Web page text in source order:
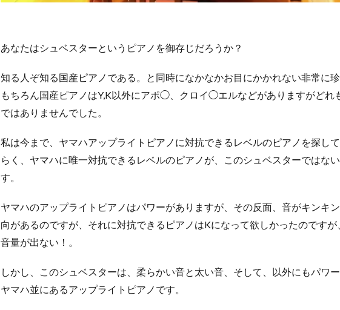
あなたはシュベスターというピアノを御存じだろうか？
知る人ぞ知る国産ピアノである。と同時になかなかお目にかかれない非常に珍
もちろん国産ピアノはY,K以外にアポ◯、クロイ◯エルなどがありますがどれ
ではありませんでした。
私は今まで、ヤマハアップライトピアノに対抗できるレベルのピアノを探し
らく、ヤマハに唯一対抗できるレベルのピアノが、このシュベスターではな
す。
ヤマハのアップライトピアノはパワーがありますが、その反面、音がキンキ
向があるのですが、それに対抗できるピアノはKになって欲しかったのです
音量が出ない！。
しかし、このシュベスターは、柔らかい音と太い音、そして、以外にもパワ
ヤマハ並にあるアップライトピアノです。